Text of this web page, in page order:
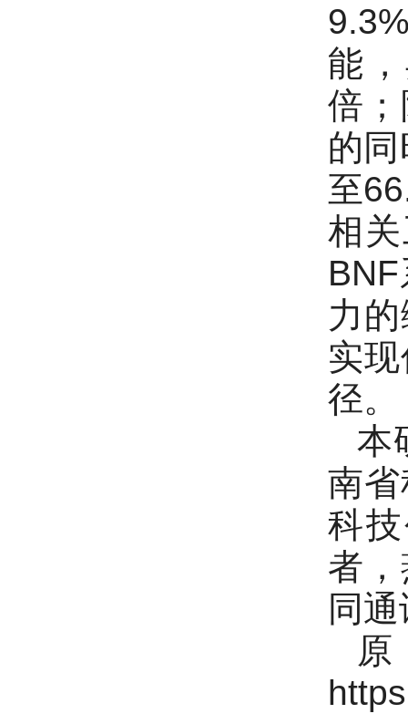
能
倍
的
至
相
力
实
径。
本
南
科
者
同